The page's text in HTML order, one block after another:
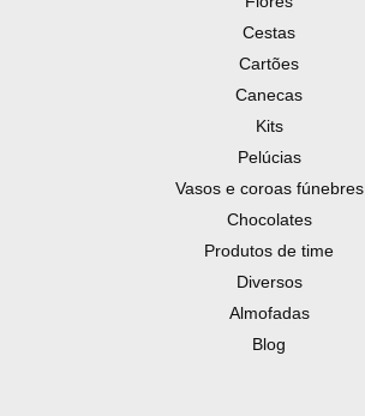
Cestas
Cartões
Canecas
Kits
Pelúcias
Vasos e coroas fúnebres
Chocolates
Produtos de time
Diversos
Almofadas
Blog